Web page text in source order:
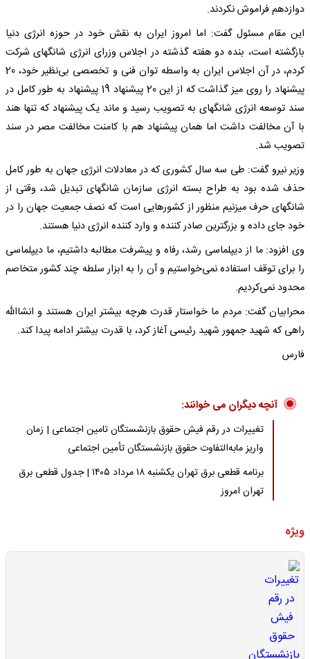
دوازدهم فراموش نکردند.
این مقام مسئول گفت: اما امروز ایران به نقش خود در حوزه انرژی دنیا
بازگشته است، بنده دو هفته گذشته در اجلاس وزرای انرژی شانگهای شرکت
کردم، در آن اجلاس ایران به واسطه توان فنی و تخصصی بی‌نظیر خود، 20
پیشنهاد را روی میز گذاشت که از این 20 پیشنهاد 19 پیشنهاد به طور کامل در
سند توسعه انرژی شانگهای به تصویب رسید و ماند یک پیشنهاد که تنها هند
با آن مخالفت داشت اما همان پیشنهاد هم با کامنت مخالفت مصر در سند
تصویب شد.
وزیر نیرو گفت: طی سه سال کشوری که در معادلات انرژی جهان به طور کامل
حذف شده بود به طراح بسته انرژی سازمان شانگهای تبدیل شد، وقتی از
شانگهای حرف میز‌نیم منظور از کشورهایی است که نصف جمعیت جهان را در
خود جای داده و بزرگترین صادر کننده و وارد کننده انرژی دنیا هستند.
وی افزود: ما از دیپلماسی رشد، رفاه و پیشرفت مطالبه داشتیم، ما دیپلماسی
را برای توقف استفاده نمی‌خواستیم و آن را به ابزار سلطه چند کشور متخاصم
محدود نمی‌کردیم.
محرابیان گفت: مردم ما خواستار قدرت هرچه بیشتر ایران هستند و انشاالله
راهی که شهید جمهور شهید رئیسی آغاز کرد، با قدرت بیشتر ادامه پیدا کند.
فارس
آنچه دیگران می خوانند:
تغییرات در رقم فیش حقوق بازنشستگان تامین اجتماعی | زمان
واریز مابه‌التفاوت حقوق بازنشستگان تأمین اجتماعی
برنامه قطعی برق تهران یکشنبه ۱۸ مرداد ۱۴۰۵ | جدول قطعی برق
تهران امروز
ویژه